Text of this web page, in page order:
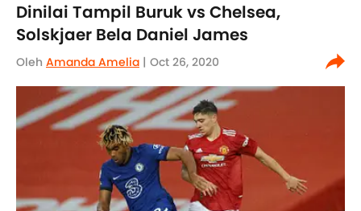
Dinilai Tampil Buruk vs Chelsea,
Solskjaer Bela Daniel James
Oleh Amanda Amelia | Oct 26, 2020